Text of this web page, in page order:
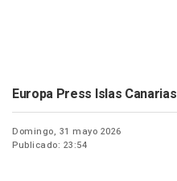
Europa Press Islas Canarias
Domingo, 31 mayo 2026
Publicado: 23:54